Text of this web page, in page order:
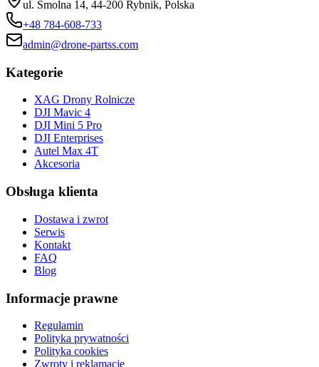
ul. Smolna 14, 44-200 Rybnik, Polska
+48 784-608-733
admin@drone-partss.com
Kategorie
XAG Drony Rolnicze
DJI Mavic 4
DJI Mini 5 Pro
DJI Enterprises
Autel Max 4T
Akcesoria
Obsługa klienta
Dostawa i zwrot
Serwis
Kontakt
FAQ
Blog
Informacje prawne
Regulamin
Polityka prywatności
Polityka cookies
Zwroty i reklamacje